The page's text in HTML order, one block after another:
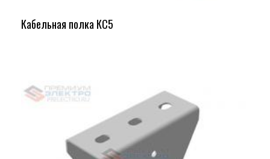
Кабельная полка КС5